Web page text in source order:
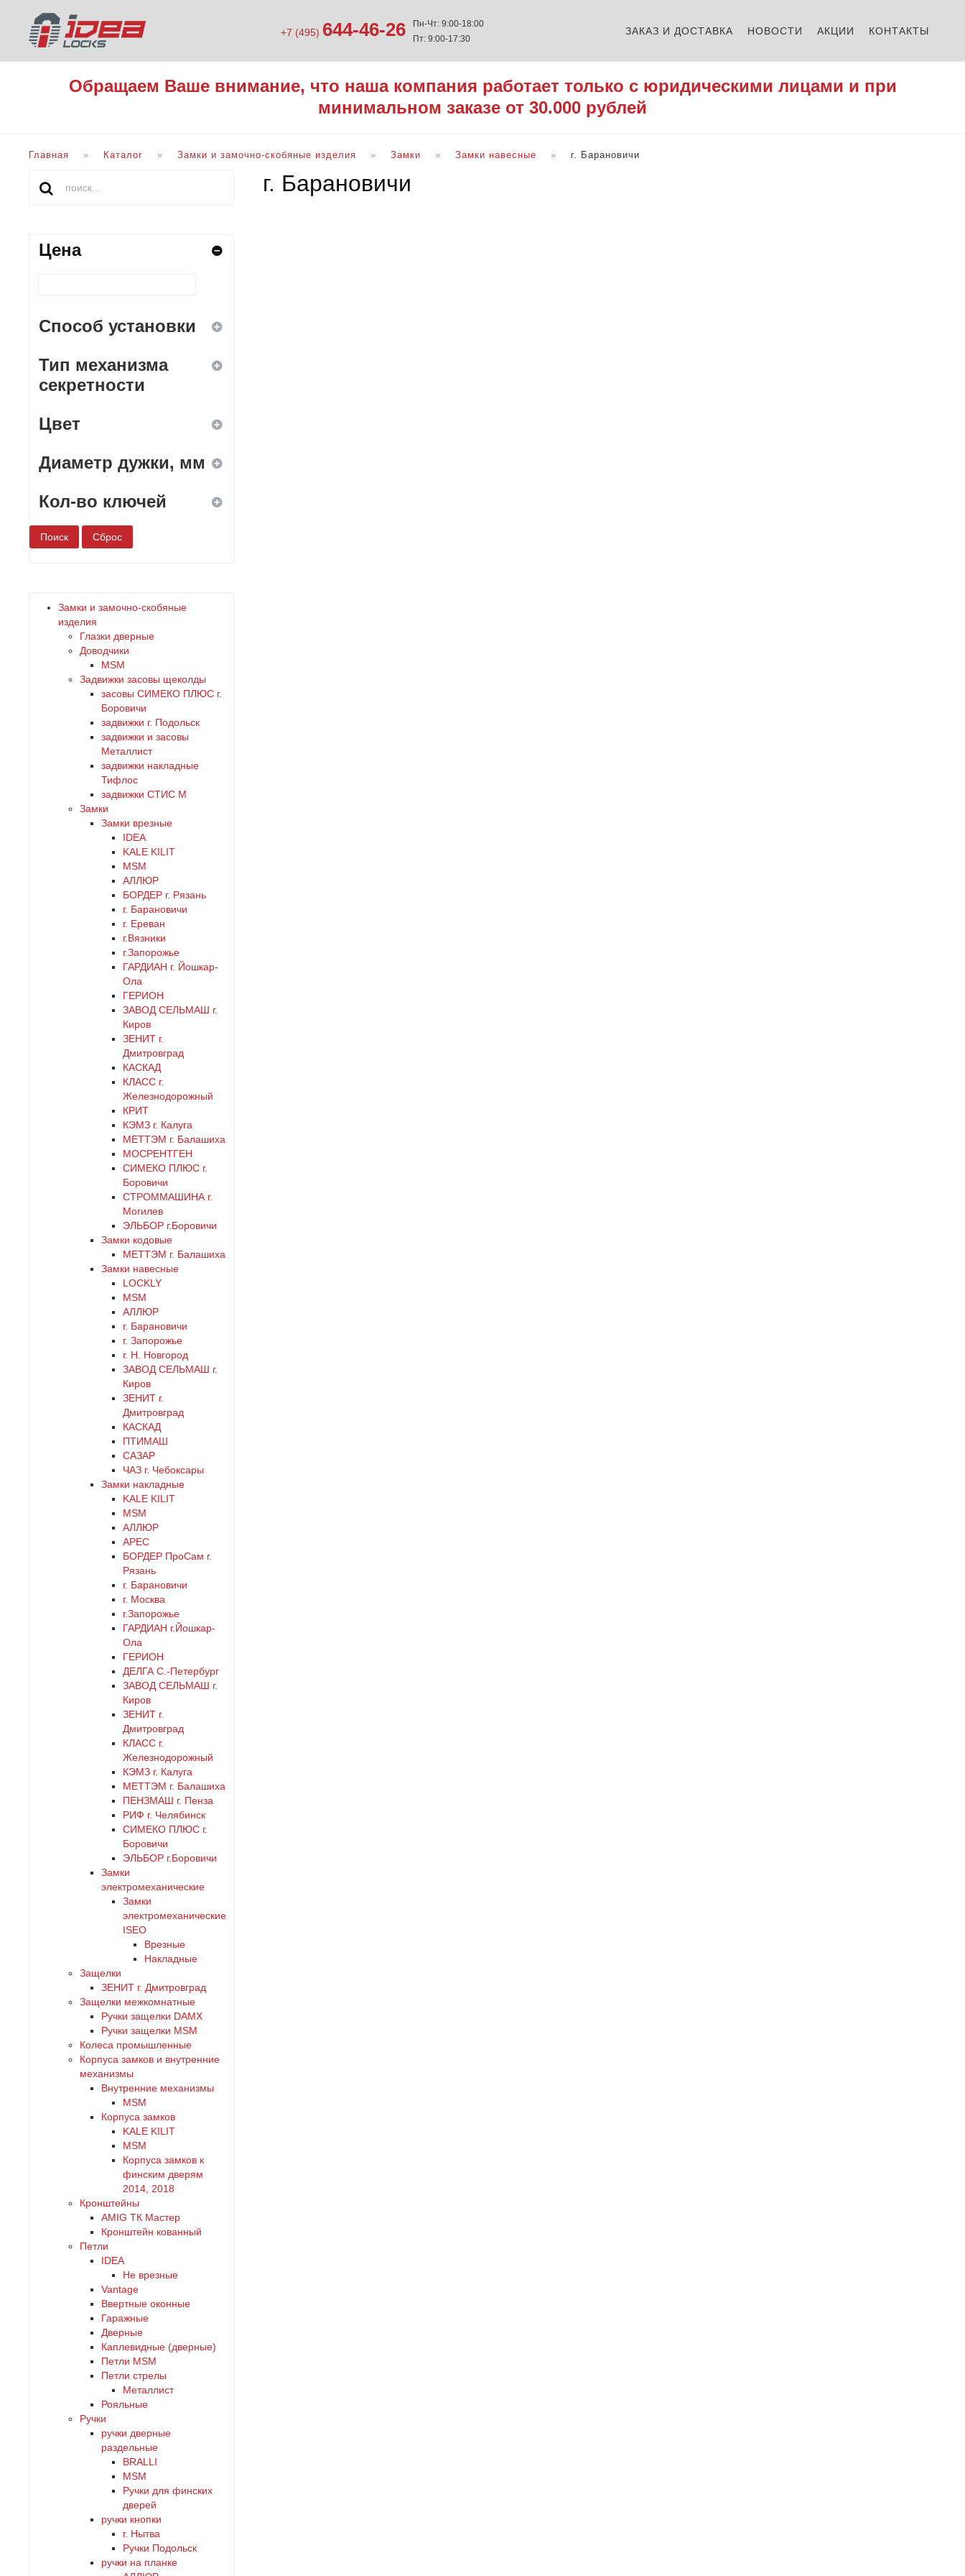
+7 (495) 644-46-26
Пн-Чт: 9:00-18:00
Пт: 9:00-17:30
ЗАКАЗ И ДОСТАВКА НОВОСТИ АКЦИИ КОНТАКТЫ
Обращаем Ваше внимание, что наша компания работает только с юридическими лицами и при
минимальном заказе от 30.000 рублей
Главная Каталог Замки и замочно-скобяные изделия Замки Замки навесные г. Барановичи
г. Барановичи
Цена
Способ установки
ввертной
Тип механизма
секретности
дисковый
кодовый
комбинированный
нет
цилиндровый
Цвет
белый
бронза
дерево
зеленый
золото
коричневый
Диаметр дужки, мм
Кол-во ключей
1
Замки и замочно-скобяные
изделия
Глазки дверные
Доводчики
MSM
Задвижки засовы щеколды
заcовы СИМЕКО ПЛЮС г.
Боровичи
задвижки г. Подольск
задвижки и засовы
Металлист
задвижки накладные
Тифлос
задвижки СТИС М
Замки
Замки врезные
IDEA
KALE KILIT
MSM
АЛЛЮР
БОРДЕР г. Рязань
г. Барановичи
г. Ереван
г.Вязники
г.Запорожье
ГАРДИАН г. Йошкар-
Ола
ГЕРИОН
ЗАВОД СЕЛЬМАШ г.
Киров
ЗЕНИТ г.
Дмитровград
КАСКАД
КЛАСС г.
Железнодорожный
КРИТ
КЭМЗ г. Калуга
МЕТТЭМ г. Балашиха
МОСРЕНТГЕН
СИМЕКО ПЛЮС г.
Боровичи
СТРОММАШИНА г.
Могилев
ЭЛЬБОР г.Боровичи
Замки кодовые
МЕТТЭМ г. Балашиха
Замки навесные
LOCKLY
MSM
АЛЛЮР
г. Барановичи
г. Запорожье
г. Н. Новгород
ЗАВОД СЕЛЬМАШ г.
Киров
ЗЕНИТ г.
Дмитровград
КАСКАД
ПТИМАШ
САЗАР
ЧАЗ г. Чебоксары
Замки накладные
KALE KILIT
MSM
АЛЛЮР
АРЕС
БОРДЕР ПроСам г.
Рязань
г. Барановичи
г. Москва
г.Запорожье
ГАРДИАН г.Йошкар-
Ола
ГЕРИОН
ДЕЛГА С.-Петербург
ЗАВОД СЕЛЬМАШ г.
Киров
ЗЕНИТ г.
Дмитровград
КЛАСС г.
Железнодорожный
КЭМЗ г. Калуга
МЕТТЭМ г. Балашиха
ПЕНЗМАШ г. Пенза
РИФ г. Челябинск
СИМЕКО ПЛЮС г.
Боровичи
ЭЛЬБОР г.Боровичи
Замки
электромеханические
Замки
электромеханические
ISEO
Врезные
Накладные
Защелки
ЗЕНИТ г. Дмитровград
Защелки межкомнатные
Ручки защелки DAMX
Ручки защелки MSM
Колеса промышленные
Корпуса замков и внутренние
механизмы
Внутренние механизмы
MSM
Корпуса замков
KALE KILIT
MSM
Корпуса замков к
финским дверям
2014, 2018
Кронштейны
AMIG ТК Мастер
Кронштейн кованный
Петли
IDEA
Не врезные
Vantage
Ввертные оконные
Гаражные
Дверные
Каплевидные (дверные)
Петли MSM
Петли стрелы
Металлист
Рояльные
Ручки
ручки дверные
раздельные
BRALLI
MSM
Ручки для финских
дверей
ручки кнопки
г. Нытва
Ручки Подольск
ручки на планке